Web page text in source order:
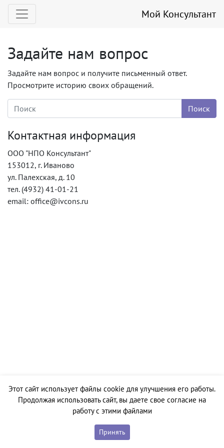
Мой Консультант
Задайте нам вопрос
Задайте нам вопрос и получите письменный ответ.
Просмотрите историю своих обращений.
Контактная информация
ООО "НПО Консультант"
153012, г. Иваново
ул. Палехская, д. 10
тел. (4932) 41-01-21
email: office@ivcons.ru
Этот сайт использует файлы cookie для улучшения его работы.
Продолжая использовать сайт, вы даете свое согласие на
работу с этими файлами
Принять